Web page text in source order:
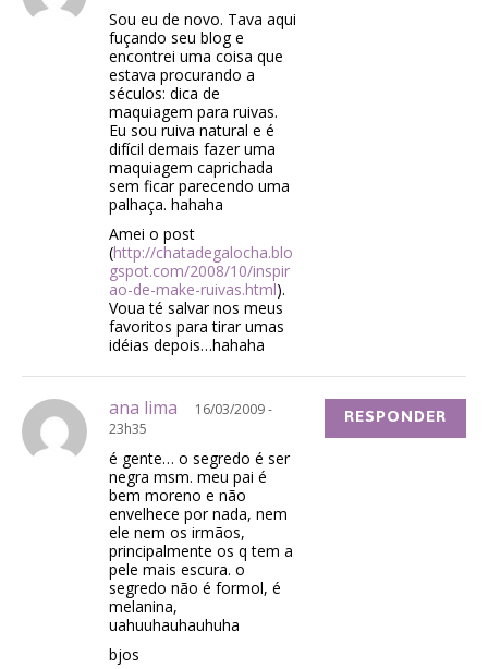
Sou eu de novo. Tava aqui
fuçando seu blog e
encontrei uma coisa que
estava procurando a
séculos: dica de
maquiagem para ruivas.
Eu sou ruiva natural e é
difícil demais fazer uma
maquiagem caprichada
sem ficar parecendo uma
palhaça. hahaha
Amei o post
(http://chatadegalocha.blo
gspot.com/2008/10/inspir
ao-de-make-ruivas.html).
Voua té salvar nos meus
favoritos para tirar umas
idéias depois…hahaha
ana lima
16/03/2009 -
23h35
é gente… o segredo é ser
negra msm. meu pai é
bem moreno e não
envelhece por nada, nem
ele nem os irmãos,
principalmente os q tem a
pele mais escura. o
segredo não é formol, é
melanina,
uahuuhauhauhuha
bjos
RESPONDER